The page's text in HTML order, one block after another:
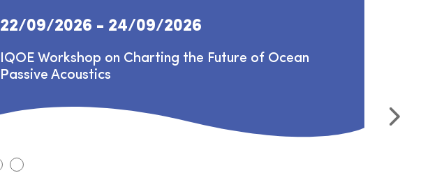
22/09/2026 - 24/09/2026
IQOE Workshop on Charting the Future of Ocean
Passive Acoustics